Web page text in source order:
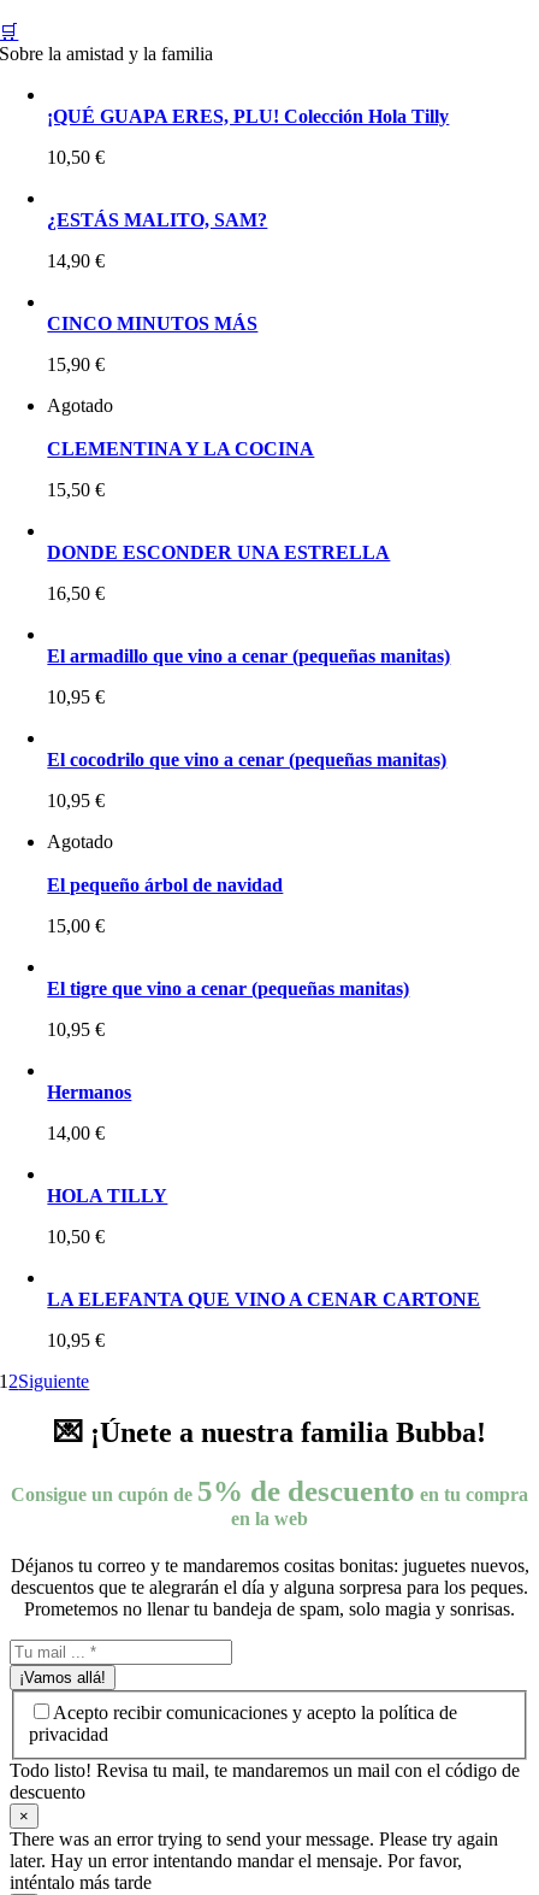
🛒
Sobre la amistad y la familia
¡QUÉ GUAPA ERES, PLU! Colección Hola Tilly
10,50€
¿ESTÁS MALITO, SAM?
14,90€
CINCO MINUTOS MÁS
15,90€
Agotado
CLEMENTINA Y LA COCINA
15,50€
DONDE ESCONDER UNA ESTRELLA
16,50€
El armadillo que vino a cenar (pequeñas manitas)
10,95€
El cocodrilo que vino a cenar (pequeñas manitas)
10,95€
Agotado
El pequeño árbol de navidad
15,00€
El tigre que vino a cenar (pequeñas manitas)
10,95€
Hermanos
14,00€
HOLA TILLY
10,50€
LA ELEFANTA QUE VINO A CENAR CARTONE
10,95€
1 2Siguiente
💌 ¡Únete a nuestra familia Bubba!
Consigue un cupón de 5% de descuento en tu compra
en la web
Déjanos tu correo y te mandaremos cositas bonitas: juguetes nuevos,
descuentos que te alegrarán el día y alguna sorpresa para los peques.
Prometemos no llenar tu bandeja de spam, solo magia y sonrisas.
¡Vamos allá!
Acepto recibir comunicaciones y acepto la política de
privacidad
Todo listo! Revisa tu mail, te mandaremos un mail con el código de
descuento
×
There was an error trying to send your message. Please try again
later. Hay un error intentando mandar el mensaje. Por favor,
inténtalo más tarde